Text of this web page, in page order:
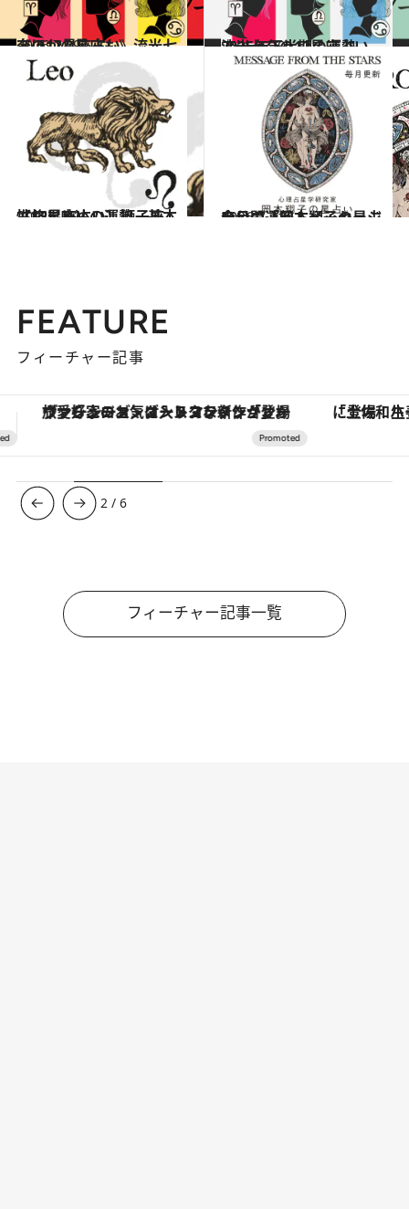
2026.7.29
《ほかの星座も》流光七奈の12星座占い
占い 2025.6.29
流光七奈の12星座占い 2025年下半期の運勢
占い
2021.12.1
【12星座占い】獅子座（しし座）の運勢、基本性格まとめ
占い 2026.7.31
今月の運勢＆メッセージを公開「岡本翔子の星占い」
占い
FEATURE
フィーチャー記事
「土佐和ハーブかき氷」がOMO7高知に登場！生姜、山椒、大葉など目にも舌にも涼を呼ぶ郷土の味 【銀座で出合う最旬美容】美髪ケアや上質
3 /6
フィーチャー記事一覧